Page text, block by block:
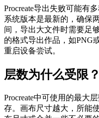
Procreate导出失败可能有
系统版本是最新的，确保
间，导出大文件时需要足
的格式导出作品，如PNG
重启设备尝试。
层数为什么受限？
Procreate中可使用的最大
存。画布尺寸越大，所能